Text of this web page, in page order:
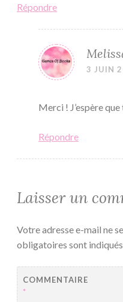
Répondre
3 JUIN
Merci ! J’espère
Répondre
Laisser un
Votre adresse e-mail ne
obligatoires sont
COMMENTAIRE
*